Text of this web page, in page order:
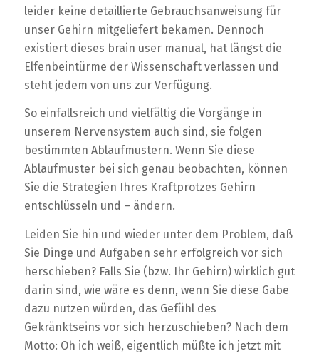
leider keine detaillierte Gebrauchsanweisung für
unser Gehirn mitgeliefert bekamen. Dennoch
existiert dieses brain user manual, hat längst die
Elfenbeintürme der Wissenschaft verlassen und
steht jedem von uns zur Verfügung.
So einfallsreich und vielfältig die Vorgänge in
unserem Nervensystem auch sind, sie folgen
bestimmten Ablaufmustern. Wenn Sie diese
Ablaufmuster bei sich genau beobachten, können
Sie die Strategien Ihres Kraftprotzes Gehirn
entschlüsseln und – ändern.
Leiden Sie hin und wieder unter dem Problem, daß
Sie Dinge und Aufgaben sehr erfolgreich vor sich
herschieben? Falls Sie (bzw. Ihr Gehirn) wirklich gut
darin sind, wie wäre es denn, wenn Sie diese Gabe
dazu nutzen würden, das Gefühl des
Gekränktseins vor sich herzuschieben? Nach dem
Motto: Oh ich weiß, eigentlich müßte ich jetzt mit